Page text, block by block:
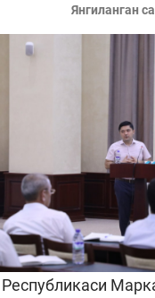
Янгиланган